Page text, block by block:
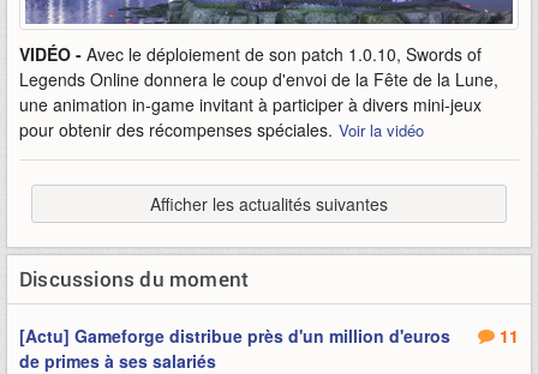
VIDÉO - Avec le déploiement de son patch 1.0.10, Swords of
Legends Online donnera le coup d'envoi de la Fête de la Lune,
une animation in-game invitant à participer à divers mini-jeux
pour obtenir des récompenses spéciales. Voir la vidéo
Afficher les actualités suivantes
Discussions du moment
11
[Actu] Gameforge distribue près d'un million d'euros
de primes à ses salariés